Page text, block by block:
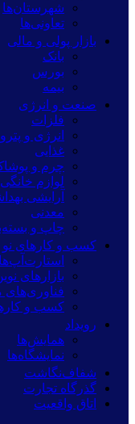
شهرستان‌ها
تعاونی‌ها
بازار پولی و مالی
بانک
بورس
بیمه
صنعت و انرژی
فلزات
انرژی و
غذایی
چرم و
لوازم خانگی
آرایشی
معدنی
چاپ و
کسب و کارهای نو
استارت‌آپ‌ها
بازارهای
فناوری‌های
کسب و
رویداد
همایش‌ها
نمایشگاه‌ها
شفاف‌نگاشت
گذرگاه تجارت
اتاق واقعیت